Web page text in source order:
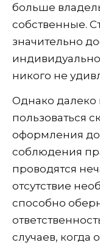
больше
собственные.
значительно
никого не
Однако далеко
пользоваться
оформления
соблюдения
проводятся
отсутствие
способно
случаев, когда